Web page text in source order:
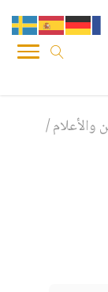
والأعلام/